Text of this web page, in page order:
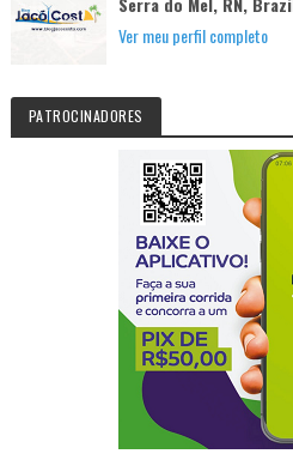
Ver meu perfil completo
PATROCINADORES